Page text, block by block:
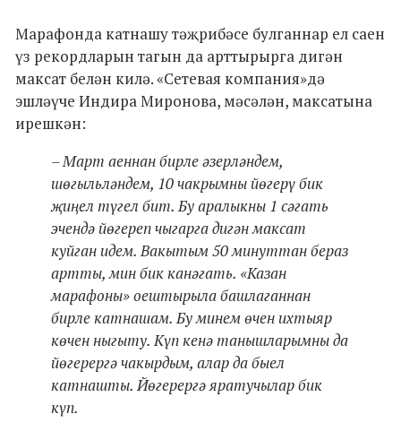
Марафонда катнашу тәҗрибәсе булганнар ел саен
үз рекордларын тагын да арттырырга дигән
максат белән килә. «Сетевая компания»дә
эшләүче Индира Миронова, мәсәлән, максатына
ирешкән:
– Март аеннан бирле әзерләндем,
шөгыльләндем, 10 чакрымны йөгерү бик
җиңел түгел бит. Бу аралыкны 1 сәгать
эчендә йөгереп чыгарга дигән максат
куйган идем. Вакытым 50 минуттан бераз
артты, мин бик канәгать. «Казан
марафоны» оештырыла башлаганнан
бирле катнашам. Бу минем өчен ихтыяр
көчен ныгыту. Күп кенә танышларымны да
йөгерергә чакырдым, алар да быел
катнашты. Йөгерергә яратучылар бик
күп.